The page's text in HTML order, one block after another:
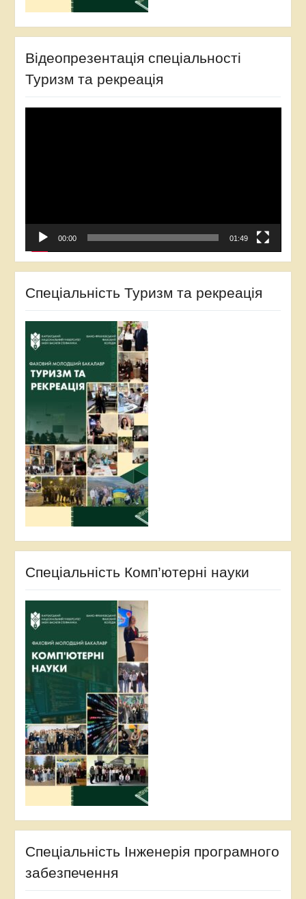
Відеопрезентація спеціальності
Туризм та рекреація
00:00 01:49
Спеціальність Туризм та рекреація
Спеціальність Комп’ютерні науки
Спеціальність Інженерія програмного
забезпечення